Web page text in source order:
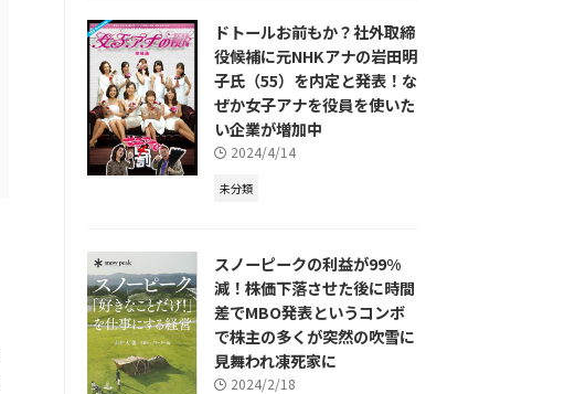
ドトールお前もか？社外取締
役候補に元NHKアナの岩田明
子氏（55）を内定と発表！な
ぜか女子アナを役員を使いた
い企業が増加中
2024/4/14
未分類
スノーピークの利益が99%
減！株価下落させた後に時間
差でMBO発表というコンボ
で株主の多くが突然の吹雪に
見舞われ凍死家に
2024/2/18